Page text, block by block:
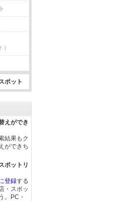
ポット
えができ
結果もク
ができち
ポットリ
登録する
・スポッ
。PC・